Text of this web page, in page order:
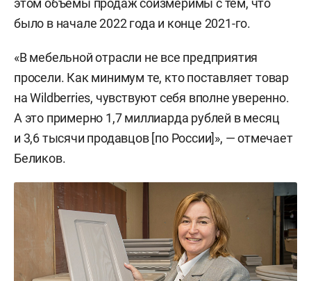
этом объемы продаж соизмеримы с тем, что
было в начале 2022 года и конце 2021-го.
«В мебельной отрасли не все предприятия
просели. Как минимум те, кто поставляет товар
на Wildberries, чувствуют себя вполне уверенно.
А это примерно 1,7 миллиарда рублей в месяц
и 3,6 тысячи продавцов [по России]», — отмечает
Беликов.